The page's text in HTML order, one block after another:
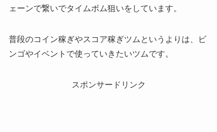
ェーンで繋いでタイムボム狙いをしています。
普段のコイン稼ぎやスコア稼ぎツムというよりは、ビ
ンゴやイベントで使っていきたいツムです。
スポンサードリンク